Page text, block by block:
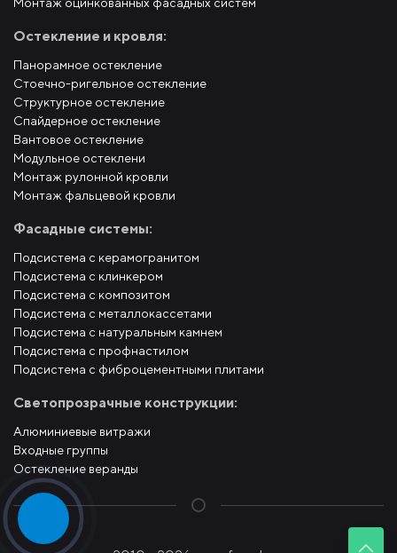
Остекление и кровля:
Панорамное остекление
Стоечно-ригельное остекление
Структурное остекление
Спайдерное остекление
Вантовое остекление
Модульное остеклени
Монтаж рулонной кровли
Монтаж фальцевой кровли
Фасадные системы:
Подсистема с керамогранитом
Подсистема с клинкером
Подсистема с композитом
Подсистема с металлокассетами
Подсистема с натуральным камнем
Подсистема с профнастилом
Подсистема с фиброцементными плитами
Светопрозрачные конструкции:
Алюминиевые витражи
Входные группы
Остекление веранды